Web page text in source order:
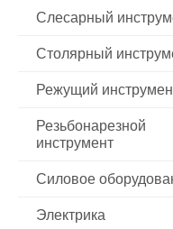
Слесарный
Столярный
Режущий
Резьбонарезной
инструмент
Силовое
Электрика